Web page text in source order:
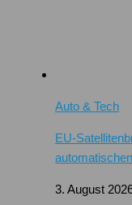
Auto & Tech
EU-
3. August